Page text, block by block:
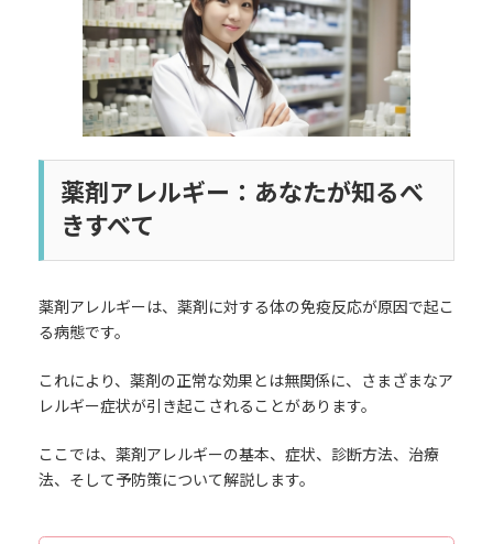
時
:
薬剤アレルギー：あなたが知るべ
きすべて
薬剤アレルギーは、薬剤に対する体の免疫反応が原因で起こ
る病態です。
これにより、薬剤の正常な効果とは無関係に、さまざまなア
レルギー症状が引き起こされることがあります。
ここでは、薬剤アレルギーの基本、症状、診断方法、治療
法、そして予防策について解説します。